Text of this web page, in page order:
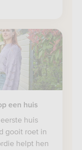
een huis
huis
gooit roet in
helpt hen